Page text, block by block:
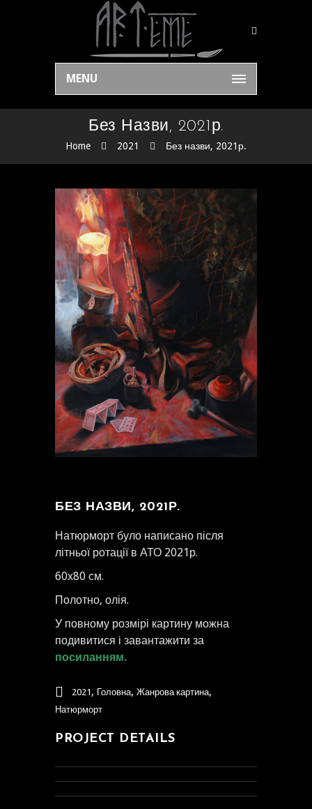
MENU
Без Назви, 2021р.
Home 2021 Без назви, 2021р.
БЕЗ НАЗВИ, 2021Р.
Натюрморт було написано після
літньої ротації в АТО 2021р.
60х80 см.
Полотно, олія.
У повному розмірі картину можна
подивитися і завантажити за
посиланням.
2021 , Головна, Жанрова картина,
Натюрморт
PROJECT DETAILS